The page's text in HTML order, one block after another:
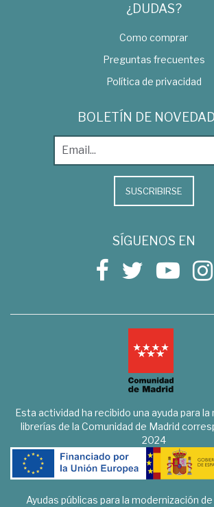
¿DUDAS?
Como comprar
Preguntas frecuentes
Política de privacidad
BOLETÍN DE
SUSCRIBIRSE
SÍGUENOS EN
Esta actividad ha recibido una ayuda para
librerías de la Comunidad de Madrid
2024
Ayudas públicas para la modernización